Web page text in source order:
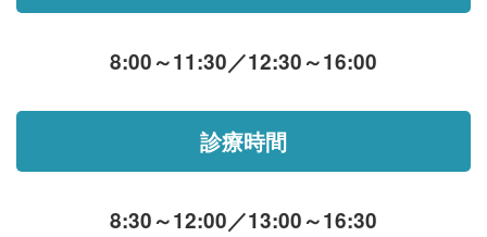
8:00～11:30／12:30～16:00
診療時間
8:30～12:00／13:00～16:30